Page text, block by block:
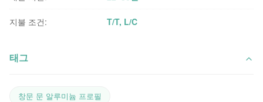
지불 조건: T/T, L/C
태그
창문 문 알루미늄 프로필